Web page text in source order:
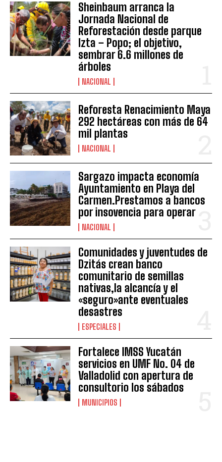
Sheinbaum arranca la
Jornada Nacional de
Reforestación desde parque
Izta – Popo; el objetivo,
sembrar 6.6 millones de
árboles
NACIONAL
Reforesta Renacimiento Maya
292 hectáreas con más de 64
mil plantas
NACIONAL
Sargazo impacta economía
Ayuntamiento en Playa del
Carmen.Prestamos a bancos
por insovencia para operar
NACIONAL
Comunidades y juventudes de
Dzitás crean banco
comunitario de semillas
nativas,la alcancía y el
«seguro»ante eventuales
desastres
ESPECIALES
Fortalece IMSS Yucatán
servicios en UMF No. 04 de
Valladolid con apertura de
consultorio los sábados
MUNICIPIOS